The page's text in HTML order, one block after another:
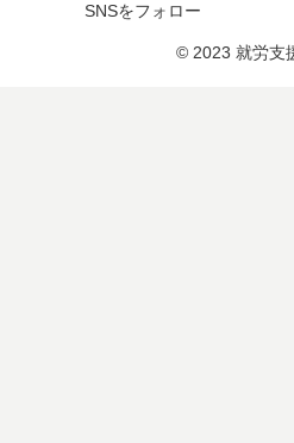
SNSをフォロー
© 2023 就労支